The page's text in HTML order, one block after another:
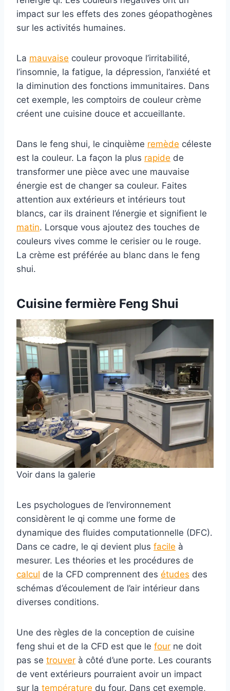
impact sur les effets des zones géopathogènes
sur les activités humaines.
La mauvaise couleur provoque l’irritabilité,
l’insomnie, la fatigue, la dépression, l’anxiété et
la diminution des fonctions immunitaires. Dans
cet exemple, les comptoirs de couleur crème
créent une cuisine douce et accueillante.
Dans le feng shui, le cinquième remède céleste
est la couleur. La façon la plus rapide de
transformer une pièce avec une mauvaise
énergie est de changer sa couleur. Faites
attention aux extérieurs et intérieurs tout
blancs, car ils drainent l’énergie et signifient le
matin. Lorsque vous ajoutez des touches de
couleurs vives comme le cerisier ou le rouge.
La crème est préférée au blanc dans le feng
shui.
Cuisine fermière Feng Shui
Voir dans la galerie
Les psychologues de l’environnement
considèrent le qi comme une forme de
dynamique des fluides computationnelle (DFC).
Dans ce cadre, le qi devient plus facile à
mesurer. Les théories et les procédures de
calcul de la CFD comprennent des études des
schémas d’écoulement de l’air intérieur dans
diverses conditions.
Une des règles de la conception de cuisine
feng shui et de la CFD est que le four ne doit
pas se trouver à côté d’une porte. Les courants
de vent extérieurs pourraient avoir un impact
sur la température du four. Dans cet exemple,